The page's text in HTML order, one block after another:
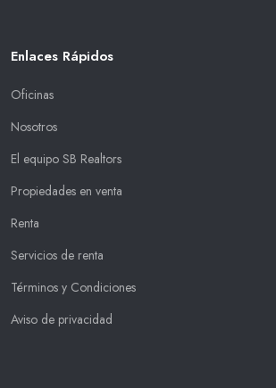
Enlaces Rápidos
Oficinas
Nosotros
El equipo SB Realtors
Propiedades en venta
Renta
Servicios de renta
Términos y Condiciones
Aviso de privacidad